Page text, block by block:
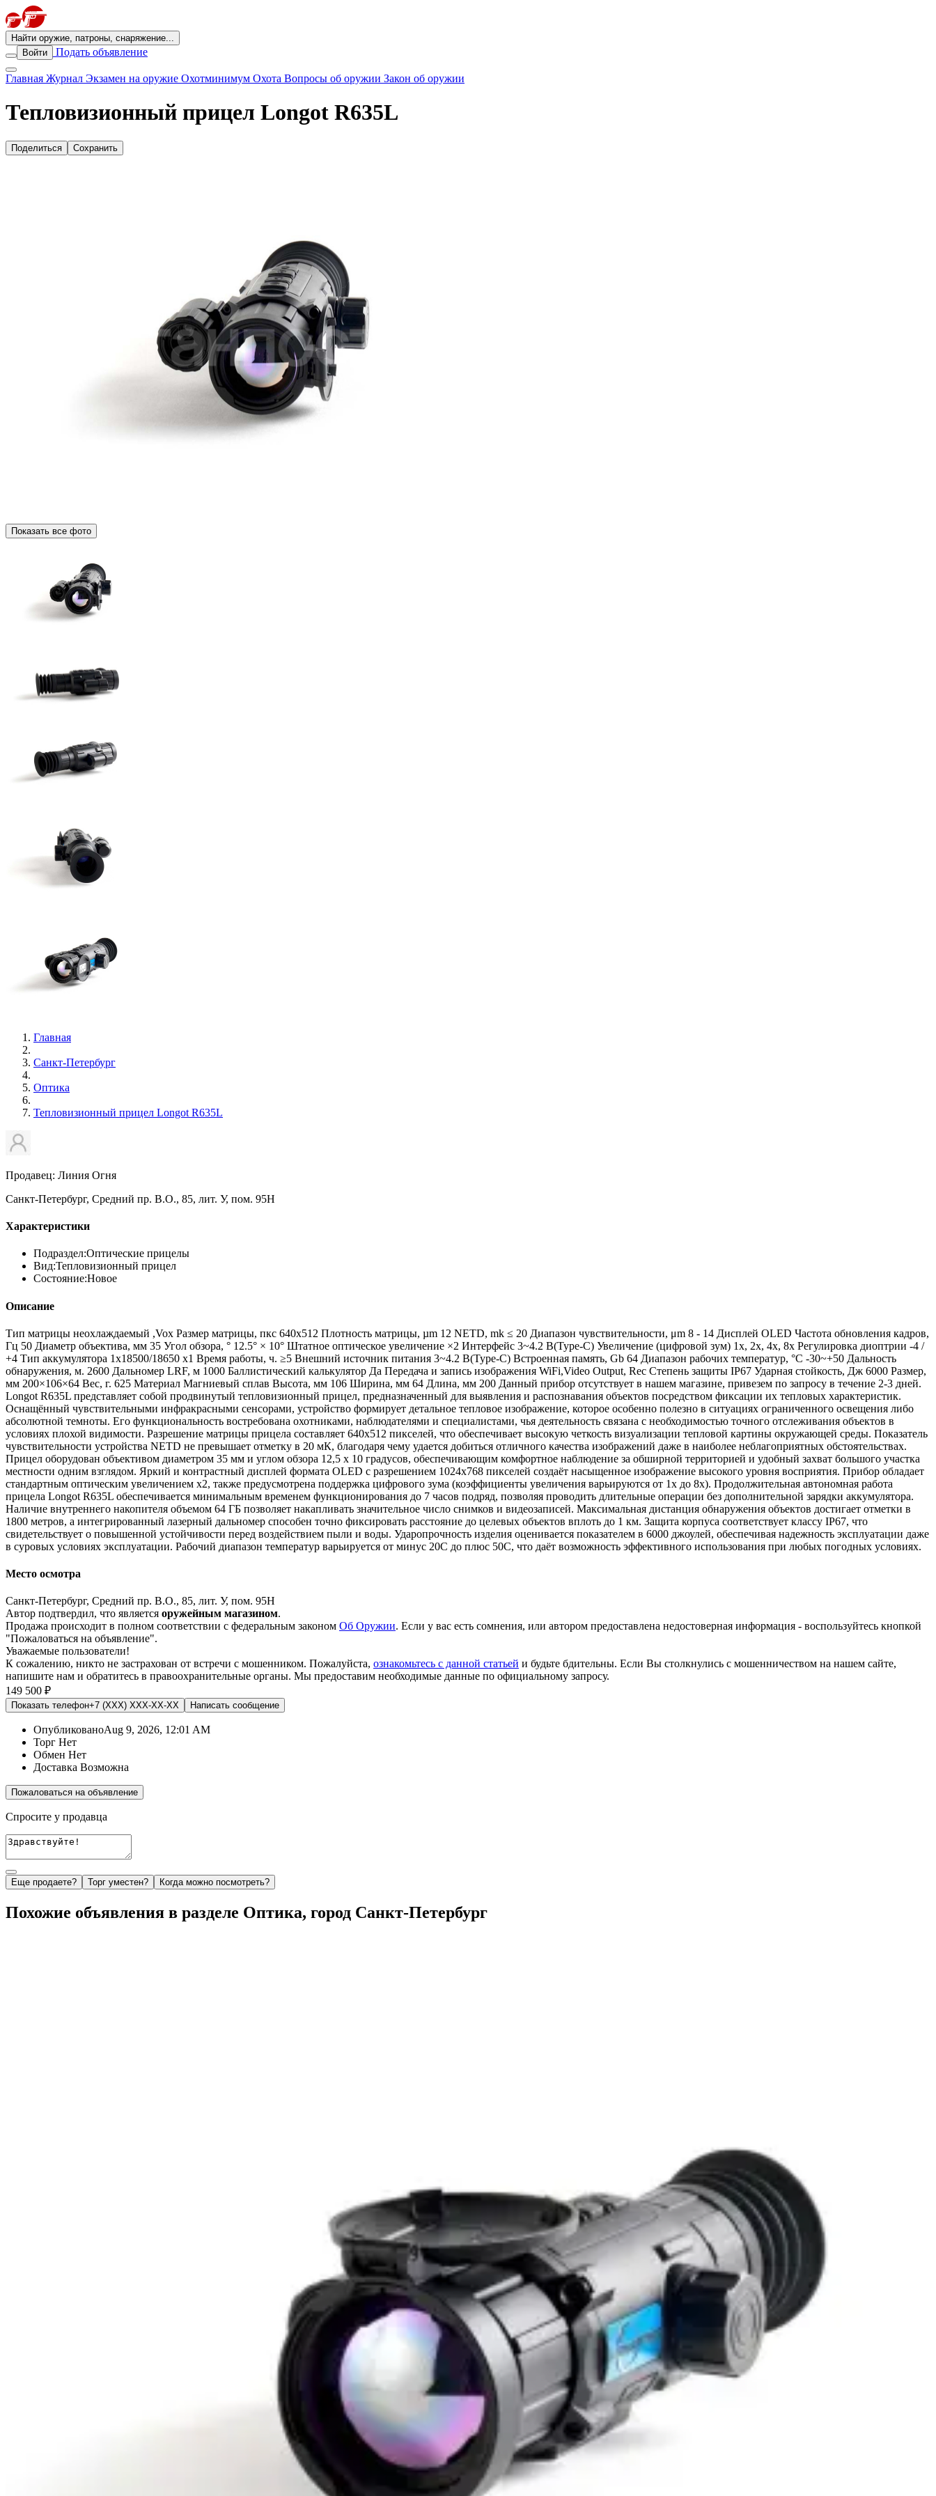
Найти оружие, патроны, снаряжение...
Войти
Подать объявление
Главная Журнал Экзамен на оружие Охотминимум Охота Вопросы об оружии Закон об оружии
Тепловизионный прицел Longot R635L
Поделиться Сохранить
Показать все фото
Главная
Санкт-Петербург
Оптика
Тепловизионный прицел Longot R635L
Продавец: Линия Огня
Санкт-Петербург, Средний пр. В.О., 85, лит. У, пом. 95Н
Характеристики
Подраздел:Оптические прицелы
Вид:Тепловизионный прицел
Состояние:Новое
Описание
Тип матрицы неохлаждаемый ,Vox Размер матрицы, пкс 640x512 Плотность матрицы, µm 12 NETD, mk ≤ 20 Диапазон чувствительности, μm 8 - 14 Дисплей OLED Частота обновления кадров,
Гц 50 Диаметр объектива, мм 35 Угол обзора, ° 12.5° × 10° Штатное оптическое увеличение ×2 Интерфейс 3~4.2 В(Type-C) Увеличение (цифровой зум) 1x, 2x, 4x, 8x Регулировка диоптрии -4 /
+4 Тип аккумуляторa 1x18500/18650 x1 Время работы, ч. ≥5 Внешний источник питания 3~4.2 В(Type-C) Встроенная память, Gb 64 Диапазон рабочих температур, °C -30~+50 Дальность
обнаружения, м. 2600 Дальномер LRF, м 1000 Баллистический калькулятор Да Передача и запись изображения WiFi,Video Output, Rec Степень защиты IP67 Ударная стойкость, Дж 6000 Размер,
мм 200×106×64 Вес, г. 625 Материал Магниевый сплав Высота, мм 106 Ширина, мм 64 Длина, мм 200 Данный прибор отсутствует в нашем магазине, привезем по запросу в течение 2-3 дней.
Longot R635L представляет собой продвинутый тепловизионный прицел, предназначенный для выявления и распознавания объектов посредством фиксации их тепловых характеристик.
Оснащённый чувствительными инфракрасными сенсорами, устройство формирует детальное тепловое изображение, которое особенно полезно в ситуациях ограниченного освещения либо
абсолютной темноты. Его функциональность востребована охотниками, наблюдателями и специалистами, чья деятельность связана с необходимостью точного отслеживания объектов в
условиях плохой видимости. Разрешение матрицы прицела составляет 640х512 пикселей, что обеспечивает высокую четкость визуализации тепловой картины окружающей среды. Показатель
чувствительности устройства NETD не превышает отметку в 20 мК, благодаря чему удается добиться отличного качества изображений даже в наиболее неблагоприятных обстоятельствах.
Прицел оборудован объективом диаметром 35 мм и углом обзора 12,5 х 10 градусов, обеспечивающим комфортное наблюдение за обширной территорией и удобный захват большого участка
местности одним взглядом. Яркий и контрастный дисплей формата OLED с разрешением 1024х768 пикселей создаёт насыщенное изображение высокого уровня восприятия. Прибор обладает
стандартным оптическим увеличением x2, также предусмотрена поддержка цифрового зума (коэффициенты увеличения варьируются от 1x до 8x). Продолжительная автономная работа
прицела Longot R635L обеспечивается минимальным временем функционирования до 7 часов подряд, позволяя проводить длительные операции без дополнительной зарядки аккумулятора.
Наличие внутреннего накопителя объемом 64 ГБ позволяет накапливать значительное число снимков и видеозаписей. Максимальная дистанция обнаружения объектов достигает отметки в
1800 метров, а интегрированный лазерный дальномер способен точно фиксировать расстояние до целевых объектов вплоть до 1 км. Защита корпуса соответствует классу IP67, что
свидетельствует о повышенной устойчивости перед воздействием пыли и воды. Ударопрочность изделия оценивается показателем в 6000 джоулей, обеспечивая надежность эксплуатации даже
в суровых условиях эксплуатации. Рабочий диапазон температур варьируется от минус 20C до плюс 50C, что даёт возможность эффективного использования при любых погодных условиях.
Место осмотра
Санкт-Петербург, Средний пр. В.О., 85, лит. У, пом. 95Н
Автор подтвердил, что является оружейным магазином.
Продажа происходит в полном соответствии с федеральным законом Об Оружии. Если у вас есть сомнения, или автором предоставлена недостоверная информация - воспользуйтесь кнопкой
"Пожаловаться на объявление".
Уважаемые пользователи!
К сожалению, никто не застрахован от встречи с мошенником. Пожалуйста, ознакомьтесь с данной статьей и будьте бдительны. Если Вы столкнулись с мошенничеством на нашем сайте,
напишите нам и обратитесь в правоохранительные органы. Мы предоставим необходимые данные по официальному запросу.
149 500 ₽
Показать телефон+7 (XXX) XXX-XX-XX Написать сообщение
ОпубликованоAug 9, 2026, 12:01 AM
Торг Нет
Обмен Нет
Доставка Возможна
Пожаловаться на объявление
Спросите у продавца
Еще продаете? Торг уместен? Когда можно посмотреть?
Похожие объявления в разделе Оптика, город Санкт-Петербург